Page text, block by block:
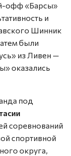
офф «Барсы»
и
Шинник
были
из Ливен —
оказались
под
соревнований
спортивной
округа,